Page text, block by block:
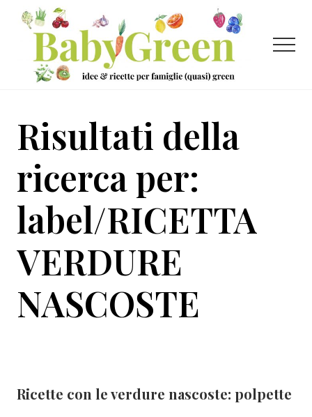
Menu
Passa
contenuto
principale
Passa
ricette
famiglie
(quasi)
green
Menu
Risultati della
ricerca per:
label/RICETTA
VERDURE
NASCOSTE
Ricette con le verdure nascoste: polpette